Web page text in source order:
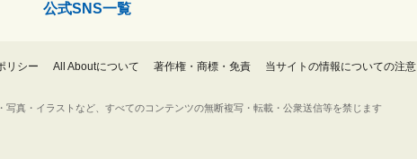
公式SNS一覧
リシー All Aboutについて 著作権・商標・免責 当サイトの情報についての注意
写真・イラストなど、すべてのコンテンツの無断複写・転載・公衆送信等を禁じます